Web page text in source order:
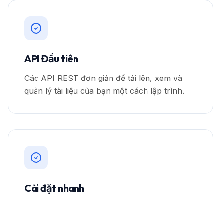
API Đầu tiên
Các API REST đơn giản để tải lên, xem và
quản lý tài liệu của bạn một cách lập trình.
Cài đặt nhanh